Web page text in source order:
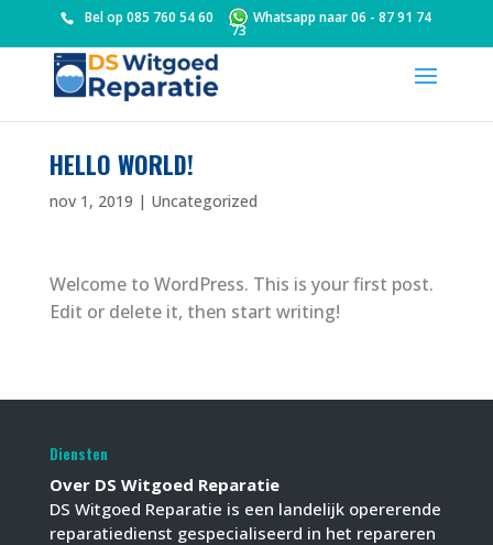
Bel op085 760 54 60 Whatsapp naar06 - 87 91 74
73
HELLO WORLD!
nov 1, 2019 | Uncategorized
Welcome to WordPress. This is your first post.
Edit or delete it, then start writing!
Diensten
Over DS Witgoed Reparatie
DS Witgoed Reparatie is een landelijk opererende
reparatiedienst gespecialiseerd in het repareren